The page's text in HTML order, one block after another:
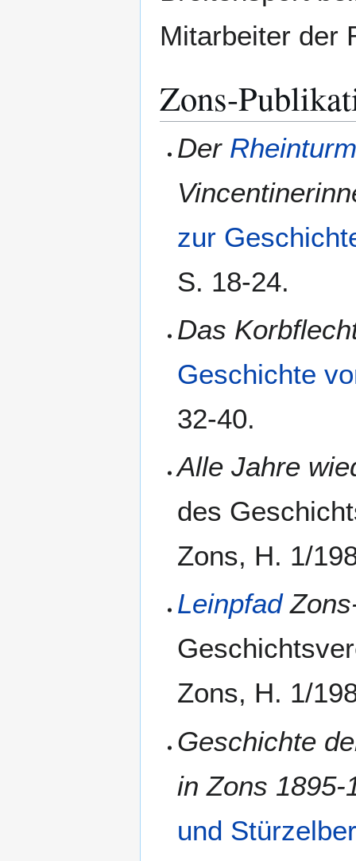
Mitarbeiter der
Zons-
Der
zur
S. 18-24.
Das
Geschichte
32-40.
Alle Jahre
des
Zons, H. 1/
Leinpfad
Zons, H. 1/
Geschichte
in Zons 1895-
und